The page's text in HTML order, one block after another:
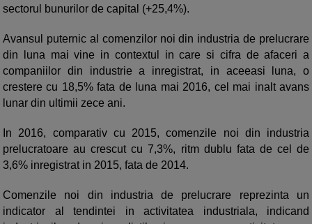
sectorul bunurilor de capital (+25,4%).
Avansul puternic al comenzilor noi din industria de prelucrare
din luna mai vine in contextul in care si cifra de afaceri a
companiilor din industrie a inregistrat, in aceeasi luna, o
crestere cu 18,5% fata de luna mai 2016, cel mai inalt avans
lunar din ultimii zece ani.
In 2016, comparativ cu 2015, comenzile noi din industria
prelucratoare au crescut cu 7,3%, ritm dublu fata de cel de
3,6% inregistrat in 2015, fata de 2014.
Comenzile noi din industria de prelucrare reprezinta un
indicator al tendintei in activitatea industriala, indicand